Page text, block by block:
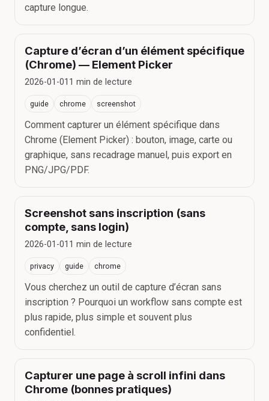
capture longue.
Capture d’écran d’un élément spécifique
(Chrome) — Element Picker
2026-01-01 1 min de lecture
guide chrome screenshot
Comment capturer un élément spécifique dans
Chrome (Element Picker) : bouton, image, carte ou
graphique, sans recadrage manuel, puis export en
PNG/JPG/PDF.
Screenshot sans inscription (sans
compte, sans login)
2026-01-01 1 min de lecture
privacy guide chrome
Vous cherchez un outil de capture d’écran sans
inscription ? Pourquoi un workflow sans compte est
plus rapide, plus simple et souvent plus
confidentiel.
Capturer une page à scroll infini dans
Chrome (bonnes pratiques)